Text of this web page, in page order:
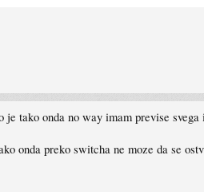
tako onda no way imam previse
onda preko switcha ne moze da se